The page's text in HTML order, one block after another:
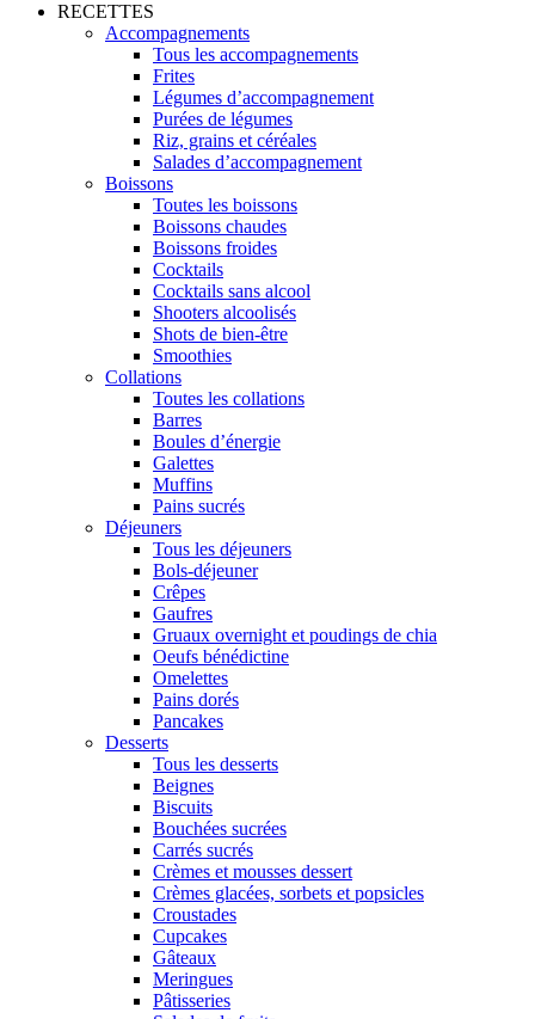
RECETTES
Accompagnements
Tous les accompagnements
Frites
Légumes d’accompagnement
Purées de légumes
Riz, grains et céréales
Salades d’accompagnement
Boissons
Toutes les boissons
Boissons chaudes
Boissons froides
Cocktails
Cocktails sans alcool
Shooters alcoolisés
Shots de bien-être
Smoothies
Collations
Toutes les collations
Barres
Boules d’énergie
Galettes
Muffins
Pains sucrés
Déjeuners
Tous les déjeuners
Bols-déjeuner
Crêpes
Gaufres
Gruaux overnight et poudings de chia
Oeufs bénédictine
Omelettes
Pains dorés
Pancakes
Desserts
Tous les desserts
Beignes
Biscuits
Bouchées sucrées
Carrés sucrés
Crèmes et mousses dessert
Crèmes glacées, sorbets et popsicles
Croustades
Cupcakes
Gâteaux
Meringues
Pâtisseries